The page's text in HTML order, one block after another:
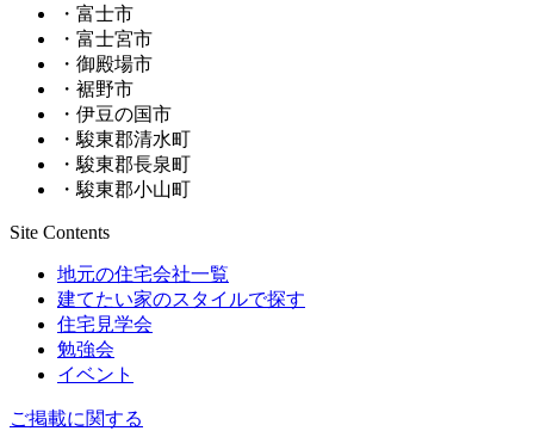
・富士市
・富士宮市
・御殿場市
・裾野市
・伊豆の国市
・駿東郡清水町
・駿東郡長泉町
・駿東郡小山町
Site Contents
地元の住宅会社一覧
建てたい家のスタイルで探す
住宅見学会
勉強会
イベント
ご掲載に関する